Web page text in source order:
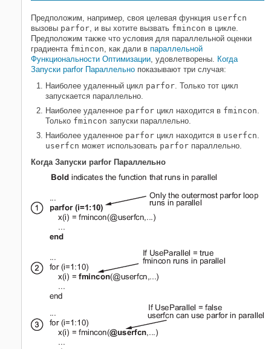
Предположим, например, своя целевая функция userfcn
вызовы parfor, и вы хотите вызвать fmincon в цикле.
Предположим также что условия для параллельной оценки
градиента fmincon, как дали в параллельной
Функциональности Оптимизации, удовлетворены. Когда
Запуски parfor Параллельно показывают три случая:
Наиболее удаленный цикл parfor. Только тот цикл
запускается параллельно.
Наиболее удаленное parfor цикл находится в fmincon.
Только fmincon запуски параллельно.
Наиболее удаленное parfor цикл находится в userfcn.
userfcn может использовать parfor параллельно.
Когда Запуски parfor Параллельно